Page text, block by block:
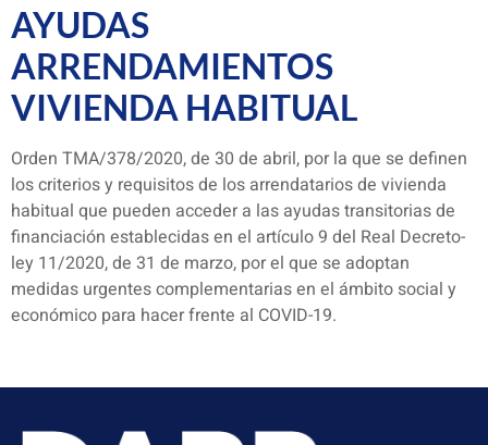
AYUDAS
ARRENDAMIENTOS
VIVIENDA HABITUAL
Orden TMA/378/2020, de 30 de abril, por la que se definen
los criterios y requisitos de los arrendatarios de vivienda
habitual que pueden acceder a las ayudas transitorias de
financiación establecidas en el artículo 9 del Real Decreto-
ley 11/2020, de 31 de marzo, por el que se adoptan
medidas urgentes complementarias en el ámbito social y
económico para hacer frente al COVID-19.